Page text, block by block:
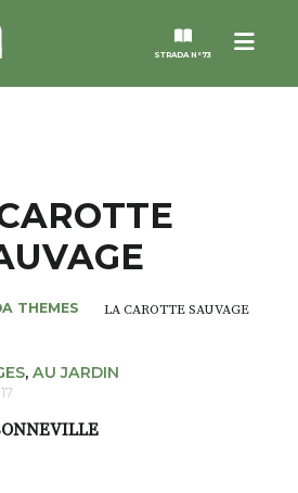
Menu
STRADA N°73
THEMES LA CAROTTE SAUVAGE
, AU JARDIN